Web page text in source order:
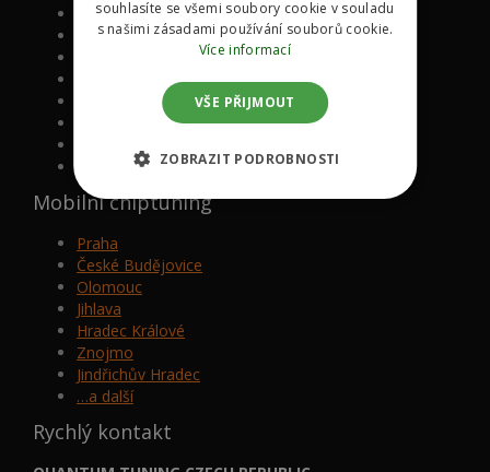
Volkswagen
Mazda
Mercedes-Benz
Mobilní chiptuning
Praha
České Budějovice
Olomouc
Jihlava
Hradec Králové
Znojmo
Jindřichův Hradec
…a další
Rychlý kontakt
souhlasíte se všemi soubory cookie v souladu
s našimi zásadami používání souborů cookie.
Více informací
VŠE PŘIJMOUT
ZOBRAZIT PODROBNOSTI